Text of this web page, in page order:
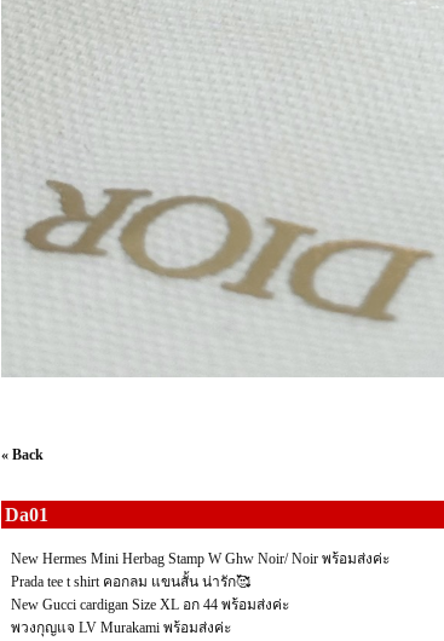
« Back
Da01
New Hermes Mini Herbag Stamp W Ghw Noir/ Noir พร้อมส่งค่ะ
Prada tee t shirt คอกลม แขนสั้น น่ารัก🥰
New Gucci cardigan Size XL อก 44 พร้อมส่งค่ะ
พวงกุญแจ LV Murakami พร้อมส่งค่ะ